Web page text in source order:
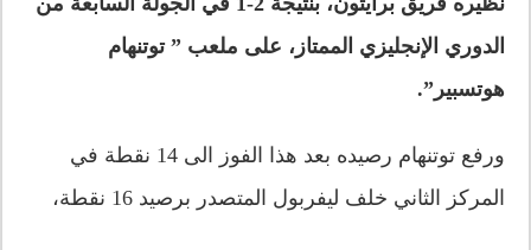
الدوري الإنجليزي الممتاز، على ملعب ” توتنهام
هوتسبير”.
ورفع توتنهام رصيده بعد هذا الفوز الى 14 نقطة في
المركز الثاني خلف ليفربول المتصدر برصيد 16 نقطة،